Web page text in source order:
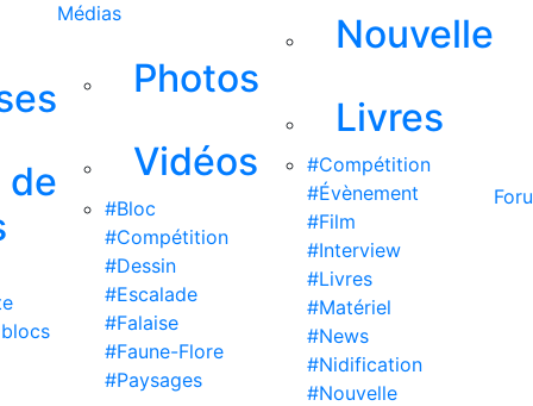
de
Médias
Photos
Vidéos
#Bloc
#Compétition
#Dessin
#Escalade
#Falaise
#Faune-Flore
#Paysages
Nouvelle
Livres
#Compétition
#Évènement
#Film
#Interview
#Livres
#Matériel
#News
#Nidification
#Nouvelle